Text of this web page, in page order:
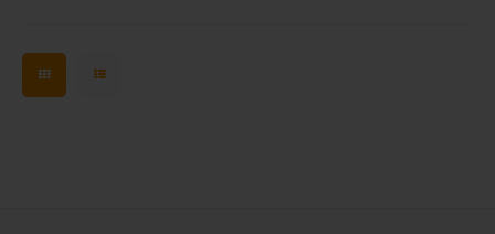
vinylbekleding,
cementgebonden